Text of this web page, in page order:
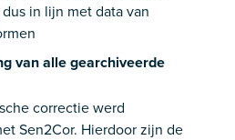
in lijn met data van
van alle gearchiveerde
correctie werd
Sen2Cor. Hierdoor zijn de